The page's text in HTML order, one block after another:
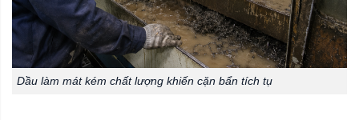
Dầu làm mát kém chất lượng khiến cặn bẩn tích tụ